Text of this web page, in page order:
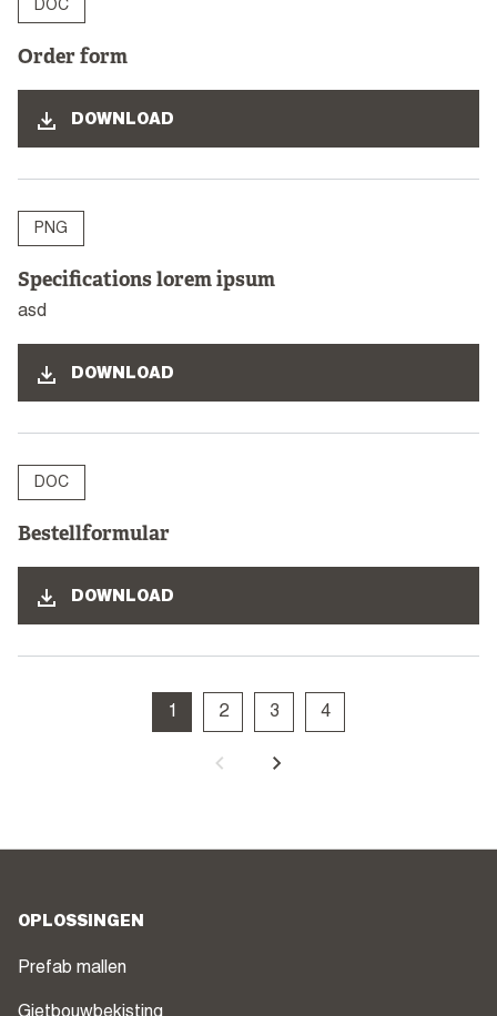
DOC
Order form
DOWNLOAD
PNG
Specifications lorem ipsum
asd
DOWNLOAD
DOC
Bestellformular
DOWNLOAD
1 2 3 4
OPLOSSINGEN
Prefab mallen